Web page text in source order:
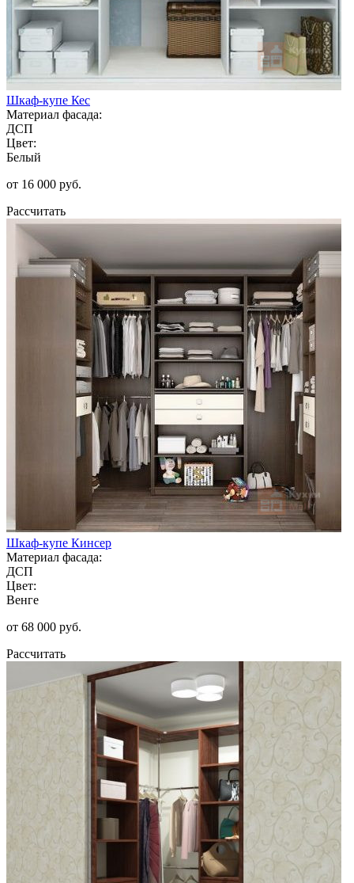
Шкаф-купе Кес
Материал фасада:
ДСП
Цвет:
Белый
от 16 000 руб.
Рассчитать
Шкаф-купе Кинсер
Материал фасада:
ДСП
Цвет:
Венге
от 68 000 руб.
Рассчитать